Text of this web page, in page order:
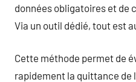
données obligatoires et de
Via un outil dédié, tout est
Cette méthode permet de
rapidement la quittance de